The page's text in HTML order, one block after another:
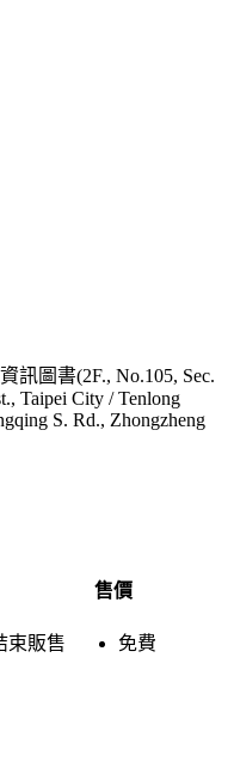
訊圖書(2F., No.105, Sec.
Taipei City / Tenlong
S. Rd., Zhongzheng
售價
束販售 免費